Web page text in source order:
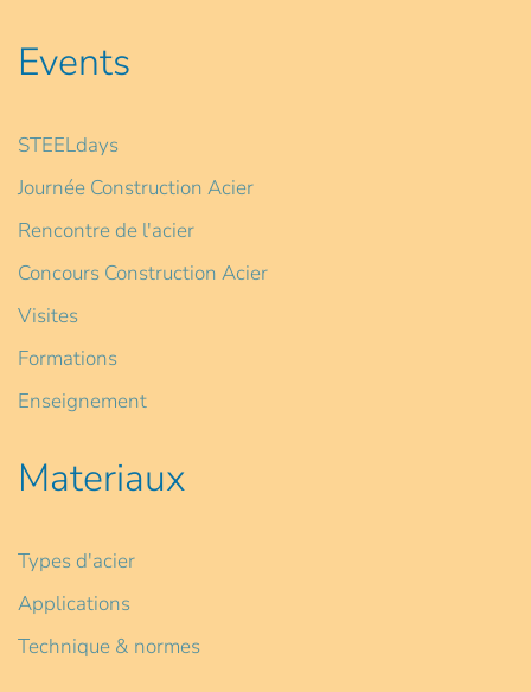
Events
STEELdays
Journée Construction Acier
Rencontre de l'acier
Concours Construction Acier
Visites
Formations
Enseignement
Materiaux
Types d'acier
Applications
Technique & normes